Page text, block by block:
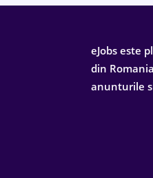
eJobs este
din
anunturile